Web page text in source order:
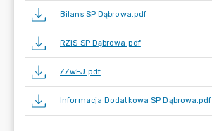
Bilans SP Dąbrowa.pdf
RZiS SP Dąbrowa.pdf
ZZwFJ.pdf
Informacja Dodatkowa SP Dąbrowa.pdf